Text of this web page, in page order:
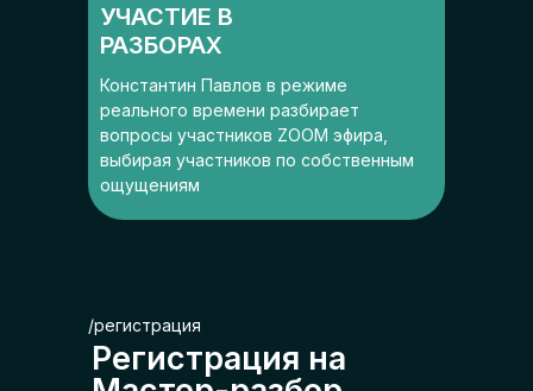
Константин Павлов в режиме
реального времени разбирает
вопросы участников ZOOM эфира,
выбирая участников по собственным
ощущениям
УЧАСТИЕ В
РАЗБОРАХ
Регистрация на
/регистрация